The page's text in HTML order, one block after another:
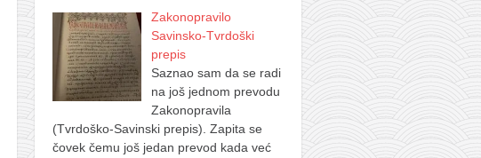
Zakonopravilo
Savinsko-Tvrdoški
prepis
Saznao sam da se radi
na još jednom prevodu
Zakonopravila
(Tvrdoško-Savinski prepis). Zapita se
čovek čemu još jedan prevod kada već